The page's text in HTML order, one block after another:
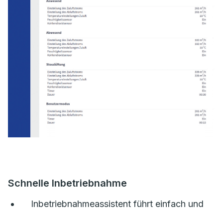
Schnelle Inbetriebnahme
Inbetriebnahmeassistent führt einfach und